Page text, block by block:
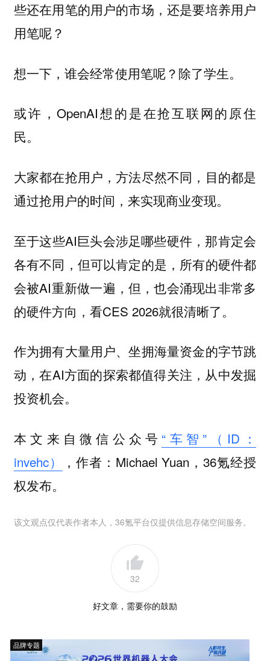
些还在用笔的用户的市场，还是要培养用户
用笔呢？
想一下，谁会经常使用笔呢？除了学生。
或许，OpenAI想的是在抢互联网的原住
民。
大家都在抢用户，方法尽然不同，目的都是
通过抢用户的时间，来实现商业变现。
至于这些AI巨头会涉足哪些硬件，那肯定会
各有不同，但可以肯定的是，所有的硬件都
会被AI重新做一遍，但，也会涌现出非常多
的硬件方向，看CES 2026就很清晰了。
作为拥有大量用户、坐拥海量资金的字节跳
动，在AI方面的探索都值得关注，从中发掘
投资机会。
本文来自微信公众号 “车智”（ID：
invehc）
，作者：Michael Yuan，36氪经授
权发布。
该文观点仅代表作者本人，36氪平台仅提供信息存储空间服务。
32
好文章，需要你的鼓励
品牌专题